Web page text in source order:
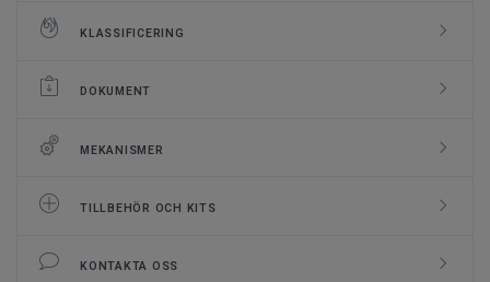
KLASSIFICERING
DOKUMENT
MEKANISMER
TILLBEHÖR OCH KITS
KONTAKTA OSS